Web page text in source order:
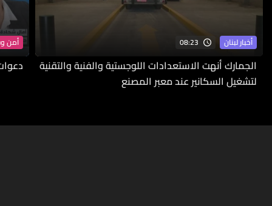
أخبار لبنان 08:23
الجمارك أنهت الاستعدادات اللوجستية والفنية والتقنية
لتشغيل السكانير عند معبر المصنع
أمن